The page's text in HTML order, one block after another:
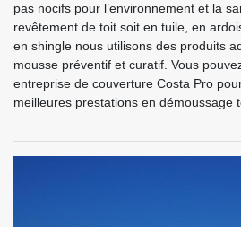
pas nocifs pour l’environnement et la
revêtement de toit soit en tuile, en
en shingle nous utilisons des produits
mousse préventif et curatif. Vous
entreprise de couverture Costa Pro
meilleures prestations en démoussage